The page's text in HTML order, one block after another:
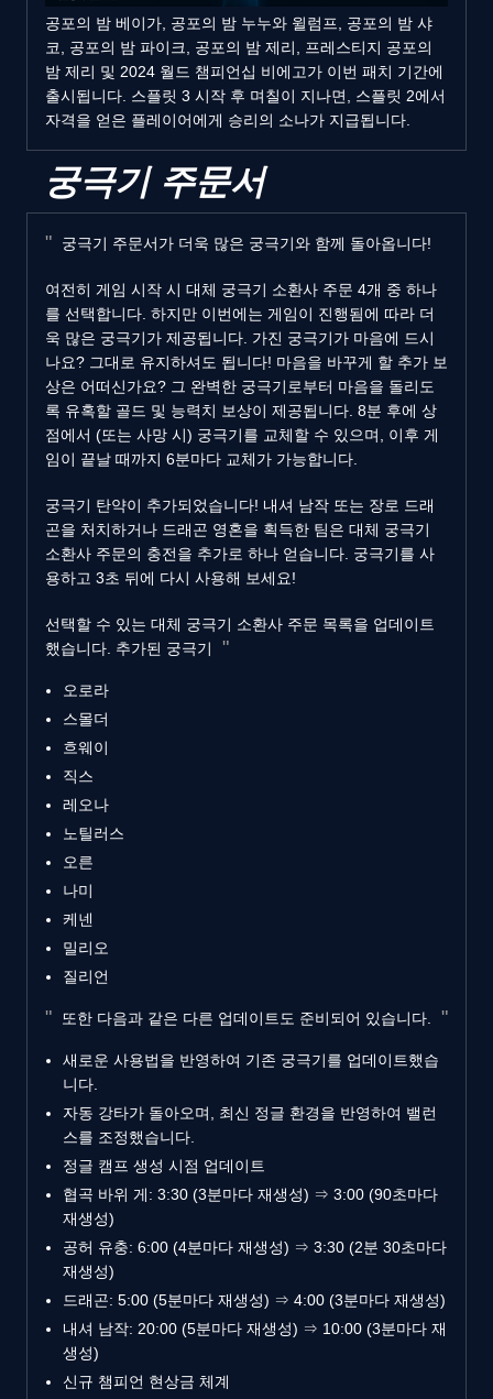
공포의 밤 베이가, 공포의 밤 누누와 윌럼프, 공포의 밤 샤
코, 공포의 밤 파이크, 공포의 밤 제리, 프레스티지 공포의
밤 제리 및 2024 월드 챔피언십 비에고가 이번 패치 기간에
출시됩니다. 스플릿 3 시작 후 며칠이 지나면, 스플릿 2에서
자격을 얻은 플레이어에게 승리의 소나가 지급됩니다.
궁극기 주문서
궁극기 주문서가 더욱 많은 궁극기와 함께 돌아옵니다!
여전히 게임 시작 시 대체 궁극기 소환사 주문 4개 중 하나
를 선택합니다. 하지만 이번에는 게임이 진행됨에 따라 더
욱 많은 궁극기가 제공됩니다. 가진 궁극기가 마음에 드시
나요? 그대로 유지하셔도 됩니다! 마음을 바꾸게 할 추가 보
상은 어떠신가요? 그 완벽한 궁극기로부터 마음을 돌리도
록 유혹할 골드 및 능력치 보상이 제공됩니다. 8분 후에 상
점에서 (또는 사망 시) 궁극기를 교체할 수 있으며, 이후 게
임이 끝날 때까지 6분마다 교체가 가능합니다.
궁극기 탄약이 추가되었습니다! 내셔 남작 또는 장로 드래
곤을 처치하거나 드래곤 영혼을 획득한 팀은 대체 궁극기
소환사 주문의 충전을 추가로 하나 얻습니다. 궁극기를 사
용하고 3초 뒤에 다시 사용해 보세요!
선택할 수 있는 대체 궁극기 소환사 주문 목록을 업데이트
했습니다. 추가된 궁극기
오로라
스몰더
흐웨이
직스
레오나
노틸러스
오른
나미
케넨
밀리오
질리언
또한 다음과 같은 다른 업데이트도 준비되어 있습니다.
새로운 사용법을 반영하여 기존 궁극기를 업데이트했습
니다.
자동 강타가 돌아오며, 최신 정글 환경을 반영하여 밸런
스를 조정했습니다.
정글 캠프 생성 시점 업데이트
협곡 바위 게: 3:30 (3분마다 재생성) ⇒ 3:00 (90초마다
재생성)
공허 유충: 6:00 (4분마다 재생성) ⇒ 3:30 (2분 30초마다
재생성)
드래곤: 5:00 (5분마다 재생성) ⇒ 4:00 (3분마다 재생성)
내셔 남작: 20:00 (5분마다 재생성) ⇒ 10:00 (3분마다 재
생성)
신규 챔피언 현상금 체계